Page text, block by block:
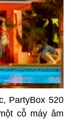
PartyBox 520
cỗ máy âm